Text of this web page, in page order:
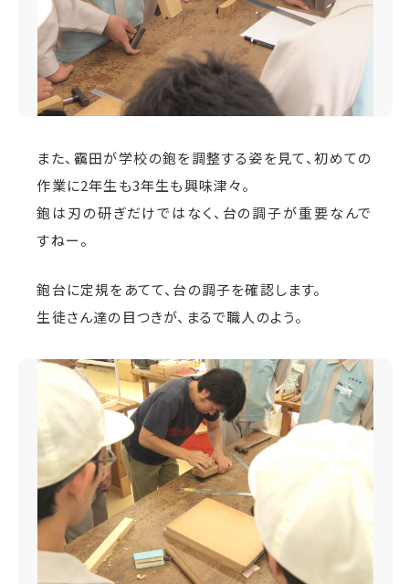
また、靍田が学校の鉋を調整する姿を見て、初めての
作業に2年生も3年生も興味津々。
鉋は刃の研ぎだけではなく、台の調子が重要なんで
すねー。
鉋台に定規をあてて、台の調子を確認します。
生徒さん達の目つきが、まるで職人のよう。